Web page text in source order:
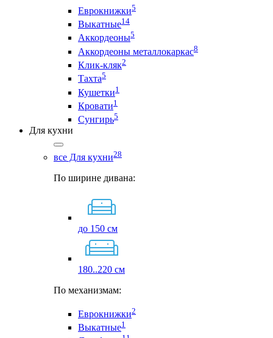
Еврокнижки5
Выкатные14
Аккордеоны5
Аккордеоны металлокаркас8
Клик-кляк2
Тахта5
Кушетки1
Кровати1
Сунгирь5
Для кухни
все Для кухни28
По ширине дивана:
до 150 см
180..220 см
По механизмам:
Еврокнижки2
Выкатные1